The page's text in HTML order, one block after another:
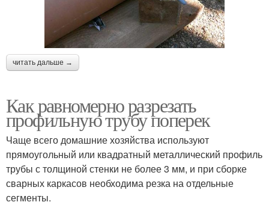
читать дальше →
Как равномерно разрезать
профильную трубу поперек
Чаще всего домашние хозяйства используют
прямоугольный или квадратный металлический профиль
трубы с толщиной стенки не более 3 мм, и при сборке
сварных каркасов необходима резка на отдельные
сегменты.